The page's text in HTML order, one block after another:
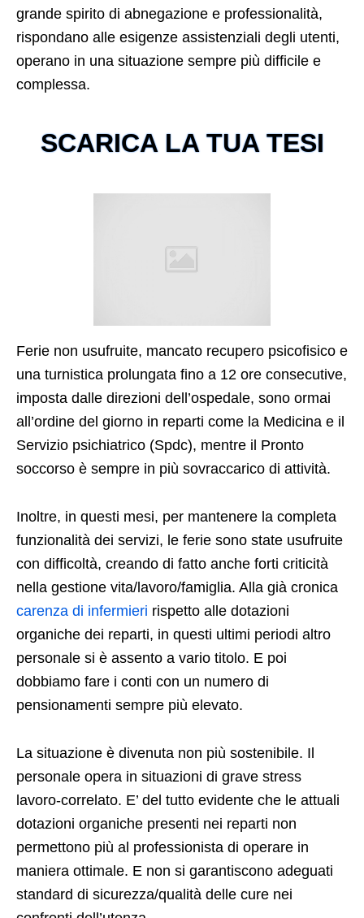
grande spirito di abnegazione e professionalità,
rispondano alle esigenze assistenziali degli utenti,
operano in una situazione sempre più difficile e
complessa.
SCARICA LA TUA TESI
Ferie non usufruite, mancato recupero psicofisico e
una turnistica prolungata fino a 12 ore consecutive,
imposta dalle direzioni dell’ospedale, sono ormai
all’ordine del giorno in reparti come la Medicina e il
Servizio psichiatrico (Spdc), mentre il Pronto
soccorso è sempre in più sovraccarico di attività.
Inoltre, in questi mesi, per mantenere la completa
funzionalità dei servizi, le ferie sono state usufruite
con difficoltà, creando di fatto anche forti criticità
nella gestione vita/lavoro/famiglia. Alla già cronica
carenza di infermieri rispetto alle dotazioni
organiche dei reparti, in questi ultimi periodi altro
personale si è assento a vario titolo. E poi
dobbiamo fare i conti con un numero di
pensionamenti sempre più elevato.
La situazione è divenuta non più sostenibile. Il
personale opera in situazioni di grave stress
lavoro-correlato. E’ del tutto evidente che le attuali
dotazioni organiche presenti nei reparti non
permettono più al professionista di operare in
maniera ottimale. E non si garantiscono adeguati
standard di sicurezza/qualità delle cure nei